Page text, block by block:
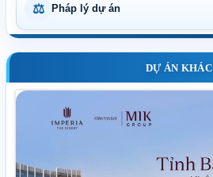
⚖ Pháp lý dự án
DỰ ÁN KHÁC